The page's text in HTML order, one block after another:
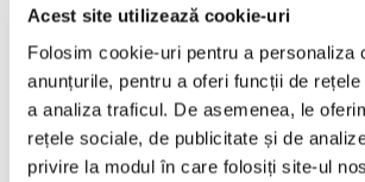
Acest site utilizează cookie-uri
Folosim cookie-uri pentru a personaliza
anunțurile, pentru a oferi funcții de
a analiza traficul. De asemenea, le
rețele sociale, de publicitate și de
privire la modul în care folosiți site-ul
Martie 2025
Februarie 2025
Ianuarie 2025
Noiembrie 2024